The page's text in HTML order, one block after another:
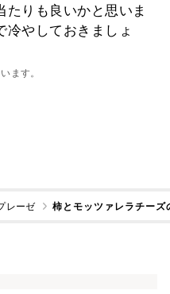
たりも良いかと思いま
冷やしておきましょ
ます。
レーゼ 柿とモッツァレラチーズ